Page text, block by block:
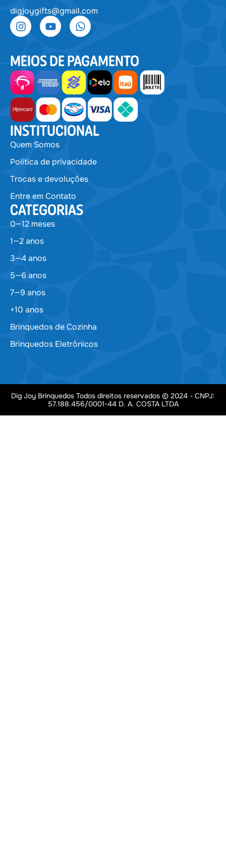
digjoygifts@gmail.com
MEIOS DE PAGAMENTO
INSTITUCIONAL
Quem Somos
Política de privacidade
Trocas e devoluções
Entre em Contato
CATEGORIAS
0—12 meses
1—2 anos
3—4 anos
5—6 anos
7—9 anos
+10 anos
Brinquedos de Cozinha
Brinquedos Eletrônicos
Dig Joy Brinquedos Todos direitos reservados © 2024 - CNPJ:
57.188.456/0001-44 D. A. COSTA LTDA